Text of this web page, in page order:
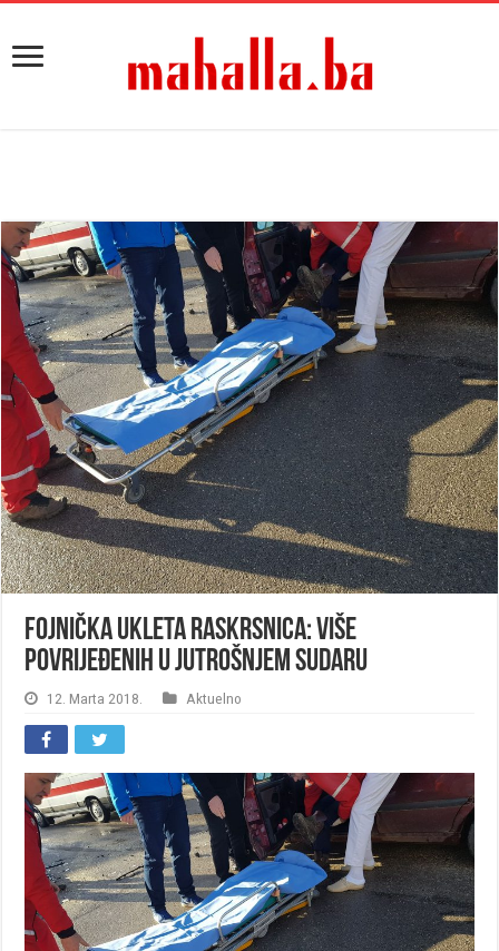
Fojnička ukleta raskrsnica: Više
povrijeđenih u jutrošnjem sudaru
12. Marta 2018. Aktuelno